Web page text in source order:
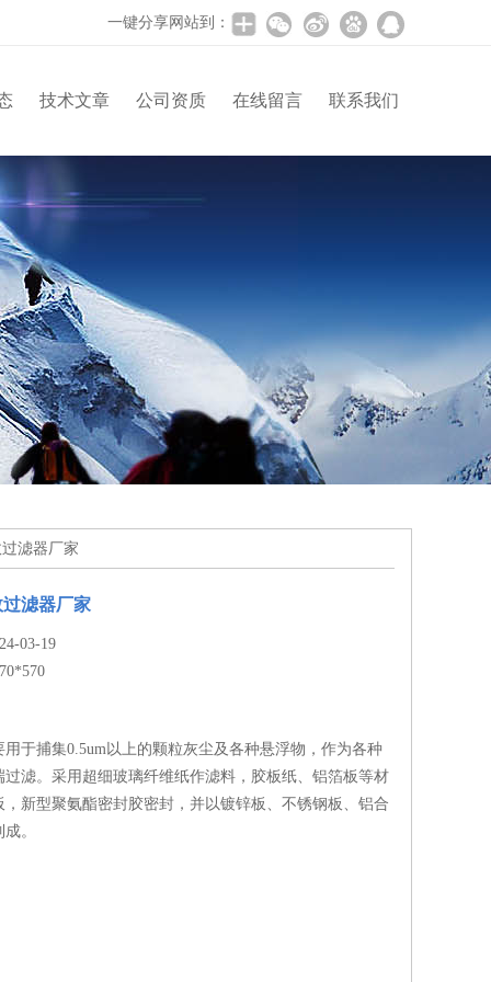
一键分享网站到：
技术文章 公司资质 在线留言 联系我们
滤器厂家
滤器厂家
03-19
用于捕集0.5um以上的颗粒灰尘及各种悬浮物，作为各种
过滤。采用超细玻璃纤维纸作滤料，胶板纸、铝箔板等材
，新型聚氨酯密封胶密封，并以镀锌板、不锈钢板、铝合
。